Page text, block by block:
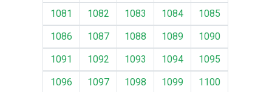
1081
1082 1083 1084
1085
1086
1087 1088 1089
1090
1091
1092 1093 1094
1095
1096
1097 1098 1099
1100